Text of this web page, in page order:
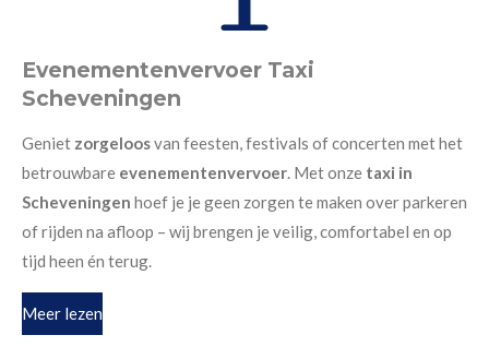
Evenementenvervoer Taxi
Scheveningen
Geniet zorgeloosvan feesten, festivals of concerten met het
betrouwbare evenementenvervoer. Met onze taxi in
Scheveningen hoef je je geen zorgen te maken over parkeren
of rijden na afloop – wij brengen je veilig, comfortabel en op
tijd heen én terug.
Meer lezen